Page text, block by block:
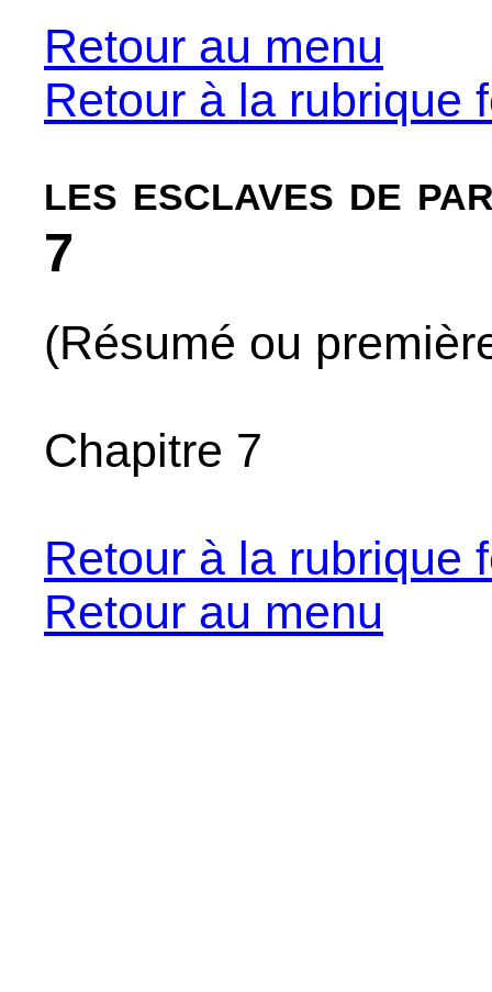
Retour au menu
Retour à la rubrique
les esclaves de
7
(Résumé ou
Chapitre 7
Retour à la rubrique
Retour au menu